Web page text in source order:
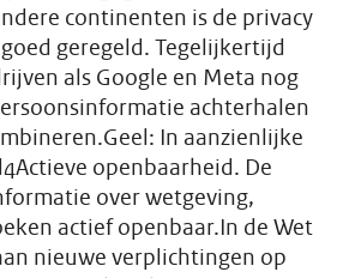
continenten is de privacy
geregeld. Tegelijkertijd
als Google en Meta nog
achterhalen
In aanzienlijke
openbaarheid. De
over wetgeving,
actief openbaar.In de Wet
nieuwe verplichtingen op